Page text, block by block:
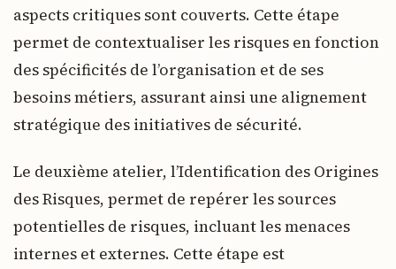
aspects critiques sont couverts. Cette étape
permet de contextualiser les risques en fonction
des spécificités de l’organisation et de ses
besoins métiers, assurant ainsi une alignement
stratégique des initiatives de sécurité.
Le deuxième atelier, l’Identification des Origines
des Risques, permet de repérer les sources
potentielles de risques, incluant les menaces
internes et externes. Cette étape est